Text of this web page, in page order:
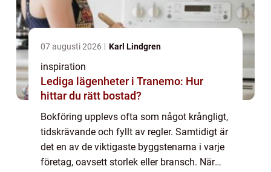
07 augusti 2026 Karl Lindgren
inspiration
Lediga lägenheter i Tranemo: Hur
hittar du rätt bostad?
Bokföring upplevs ofta som något krångligt,
tidskrävande och fyllt av regler. Samtidigt är
det en av de viktigaste byggstenarna i varje
företag, oavsett storlek eller bransch. När